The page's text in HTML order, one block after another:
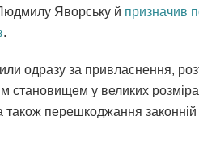
Яворську й призначив
.
одразу за привласнення,
у великих
також перешкоджання законній